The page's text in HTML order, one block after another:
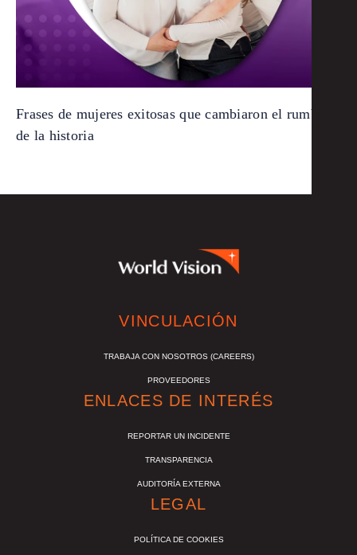
Frases de mujeres exitosas que cambiaron el rumbo
de la historia
VINCULACIÓN
TRABAJA CON NOSOTROS (CAREERS)
PROVEEDORES
ENLACES DE INTERÉS
REPORTAR UN INCIDENTE
TRANSPARENCIA
AUDITORÍA EXTERNA
LEGAL
POLÍTICA DE COOKIES